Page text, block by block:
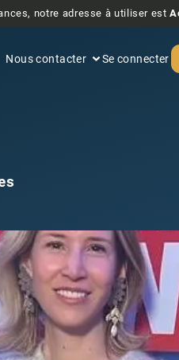
notre adresse à utiliser est
Nous contacter Se connecter